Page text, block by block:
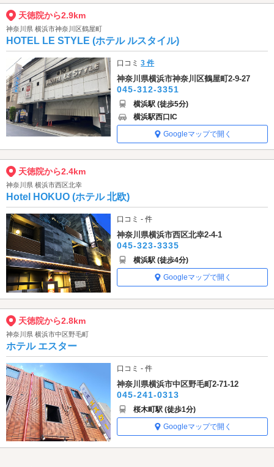
天徳院から2.9km
神奈川県 横浜市神奈川区鶴屋町
HOTEL LE STYLE (ホテル ルスタイル)
口コミ3 件
神奈川県横浜市神奈川区鶴屋町2-9-27
045-312-3351
横浜駅 (徒歩5分)
横浜駅西口IC
Googleマップで開く
天徳院から2.4km
神奈川県 横浜市西区北幸
Hotel HOKUO (ホテル 北欧)
口コミ - 件
神奈川県横浜市西区北幸2-4-1
045-323-3335
横浜駅 (徒歩4分)
Googleマップで開く
天徳院から2.8km
神奈川県 横浜市中区野毛町
ホテル エスター
口コミ - 件
神奈川県横浜市中区野毛町2-71-12
045-241-0313
桜木町駅 (徒歩1分)
Googleマップで開く